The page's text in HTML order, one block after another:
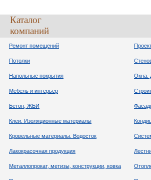
Каталог
компаний
Ремонт помещений
Потолки
Напольные покрытия Окна.
Мебель и интерьер
Бетон, ЖБИ
Клеи. Изоляционные материалы
Кровельные материалы. Водосток
Лакокрасочная продукция
Металлопрокат, метизы, конструкции, ковка